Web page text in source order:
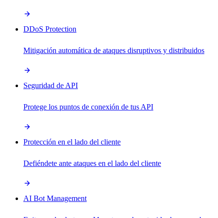
DDoS Protection
Mitigación automática de ataques disruptivos y distribuidos
Seguridad de API
Protege los puntos de conexión de tus API
Protección en el lado del cliente
Defiéndete ante ataques en el lado del cliente
AI Bot Management